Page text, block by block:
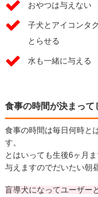
おやつは与えない
子犬とアイコンタ
とらせる
水も一緒に与える
食事の時間が決まって
食事の時間は毎日何時と
す。
とはいっても生後6ヶ月
与えますのでだいたい朝
盲導犬になってユーザー